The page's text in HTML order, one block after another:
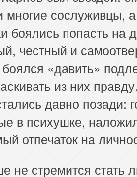
многие сослуживцы, а
боялись попасть на
честный и
«давить»
из них
давно позади:
в психушке,
отпечаток на
не стремится стать